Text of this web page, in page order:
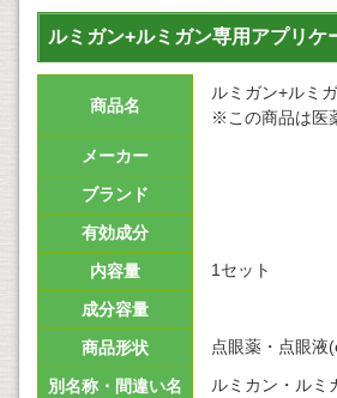
ルミガン+ルミガン専用アプリケ
商品名
ルミガン+ルミ
※この商品は医
メーカー
ブランド
有効成分
内容量
1セット
成分容量
商品形状
点眼薬・点眼液
別名称・間違い名
ルミカン・ルミ